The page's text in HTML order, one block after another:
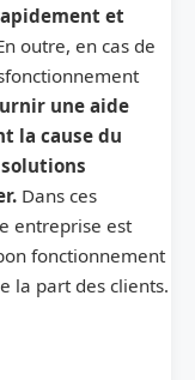
et
outre, en cas de
une aide
la cause du
Dans ces
entreprise est
fonctionnement
la part des clients.